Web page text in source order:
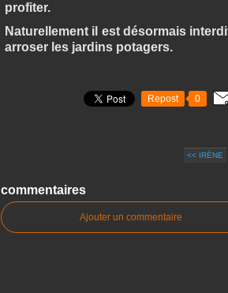
profiter.
Naturellement il est désormais
arroser les jardins potagers.
Repost 0
<< IRÈNE
commentaires
Ajouter un commentaire